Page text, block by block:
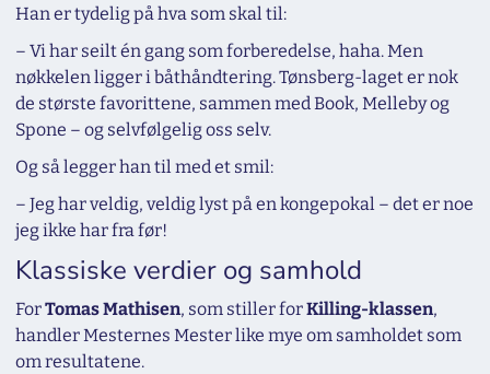
Han er tydelig på hva som skal til:
– Vi har seilt én gang som forberedelse, haha. Men
nøkkelen ligger i båthåndtering. Tønsberg-laget er nok
de største favorittene, sammen med Book, Melleby og
Spone – og selvfølgelig oss selv.
Og så legger han til med et smil:
– Jeg har veldig, veldig lyst på en kongepokal – det er noe
jeg ikke har fra før!
Klassiske verdier og samhold
ForTomas Mathisen, som stiller forKilling-klassen,
handler Mesternes Mester like mye om samholdet som
om resultatene.